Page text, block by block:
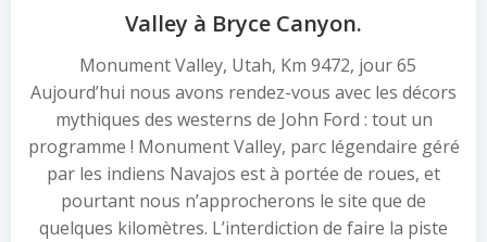
Valley à Bryce Canyon.
Monument Valley, Utah, Km 9472, jour 65
Aujourd’hui nous avons rendez-vous avec les décors
mythiques des westerns de John Ford : tout un
programme ! Monument Valley, parc légendaire géré
par les indiens Navajos est à portée de roues, et
pourtant nous n’approcherons le site que de
quelques kilomètres. L’interdiction de faire la piste